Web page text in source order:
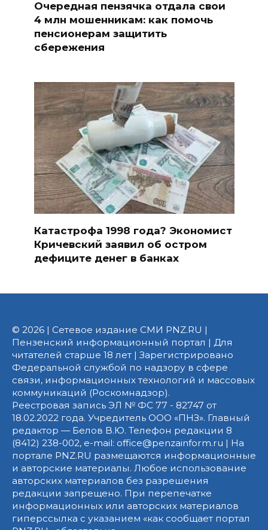
Очередная пензячка отдала свои
4 млн мошенникам: как помочь
пенсионерам защитить
сбережения
Катастрофа 1998 года? Экономист
Кричевский заявил об остром
дефиците денег в банках
© 2026 | Сетевое издание СМИ PNZ.RU |
Пензенский информационный портал | Для
читателей старше 18 лет | Зарегистрировано
Федеральной службой по надзору в сфере
связи, информационных технологий и массовых
коммуникаций (Роскомнадзор).
Реестровая запись ЭЛ № ФС 77 - 82747 от
18.02.2022 года. Учредитель ООО «ПНЗ». Главный
редактор — Белов В.Ю. Телефон редакции 8
(8412) 238-002, e-mail: office@penzainform.ru | На
портале PNZ.RU размещаются информационные
и авторские материалы. Любое использование
авторских материалов без разрешения
редакции запрещено. При перепечатке
информационных или авторских материалов
гиперссылка с указанием «как сообщает портал